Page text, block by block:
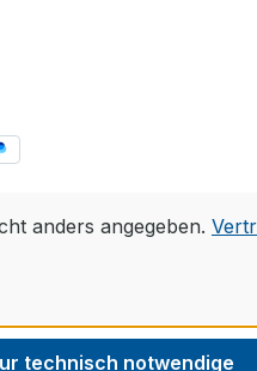
anders angegeben.
technisch notwendige